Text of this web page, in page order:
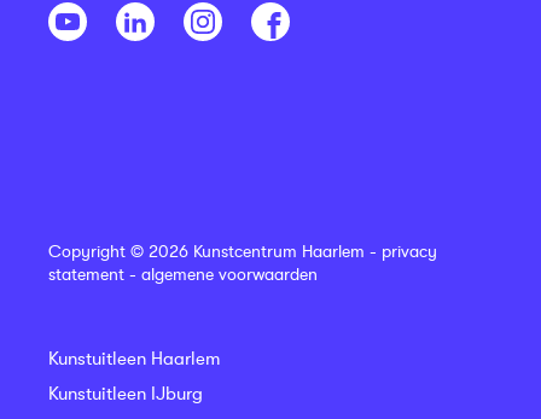
Copyright © 2026 Kunstcentrum Haarlem - privacy
statement - algemene voorwaarden
Kunstuitleen Haarlem
Kunstuitleen IJburg